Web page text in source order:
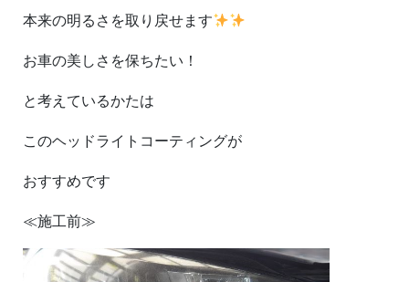
本来の明るさを取り戻せます
お車の美しさを保ちたい！
と考えているかたは
このヘッドライトコーティングが
おすすめです
≪施工前≫